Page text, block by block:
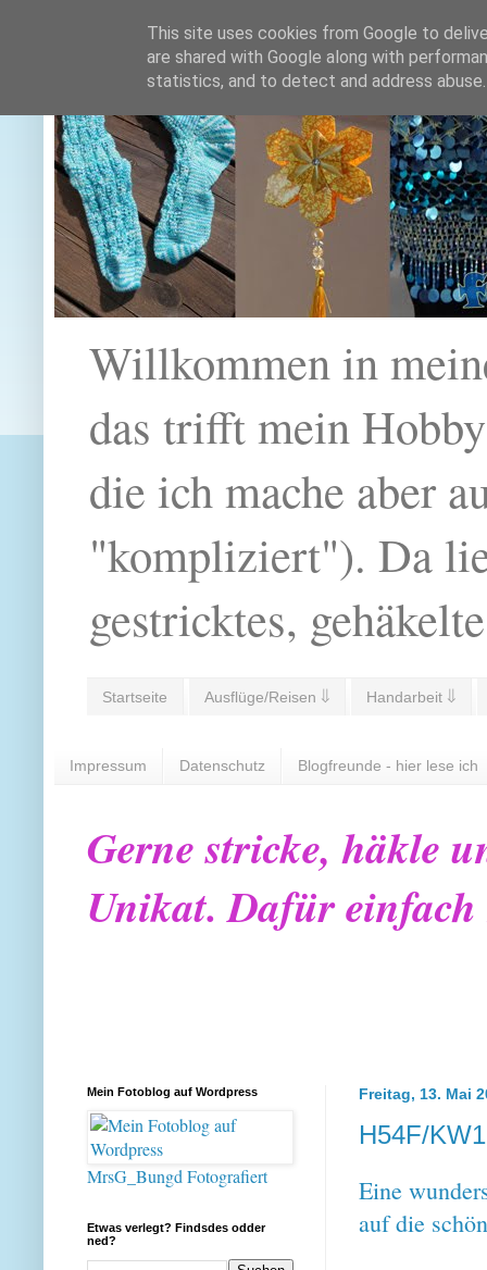
Willkommen in
das trifft mein
die ich mache aber
"kompliziert"). Da
gestricktes,
Startseite Ausflüge/Reisen ⇓ Handarbeit ⇓
Impressum Datenschutz Blogfreunde - hier lese ich
Gerne stricke, häkle
Unikat. Dafür
Freitag, 13. Mai
H54F/
Eine
auf die
Mein Fotoblog auf Wordpress
MrsG_Bungd Fotografiert
Etwas verlegt? Findsdes odder
ned?
This site uses cookies from Google to
are shared with Google along with
statistics, and to detect and address abuse.